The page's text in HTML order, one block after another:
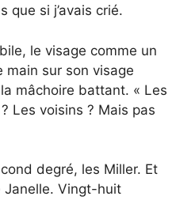
que si j’avais crié.
le visage comme un
main sur son visage
mâchoire battant. « Les
Les voisins ? Mais pas
degré, les Miller. Et
Vingt-huit